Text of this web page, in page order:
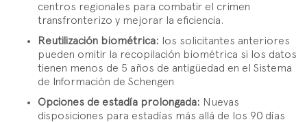
centros regionales para combatir el crimen
transfronterizo y mejorar la eficiencia.
Reutilización biométrica: los solicitantes anteriores
pueden omitir la recopilación biométrica si los datos
tienen menos de 5 años de antigüedad en el Sistema
de Información de Schengen
Opciones de estadía prolongada: Nuevas
disposiciones para estadías más allá de los 90 días